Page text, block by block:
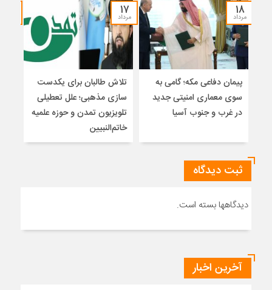
۱۸
مرداد
پیمان دفاعی مکه؛ گامی به
سوی معماری امنیتی جدید
در غرب و جنوب آسیا
۱۷
مرداد
تلاش طالبان برای یکدست
سازی مذهبی؛ علل تعطیلی
تلویزیون تمدن و حوزه علمیه
خاتم‌النبیین
ثبت دیدگاه
دیدگاهها بسته است.
آخرین اخبار